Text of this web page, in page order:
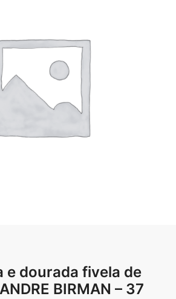
e dourada fivela de
BIRMAN – 37